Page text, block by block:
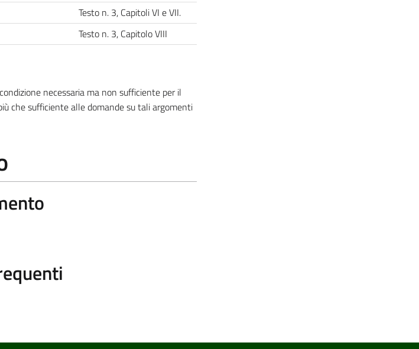
Testo n. 3, Capitoli VI e VII.
Testo n. 3, Capitolo VIII
necessaria ma non sufficiente per il
che sufficiente alle domande su tali argomenti